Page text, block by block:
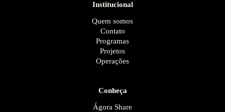
Institucional
Quem somos
Contato
Programas
Projetos
Operações
Conheça
Ágora Share